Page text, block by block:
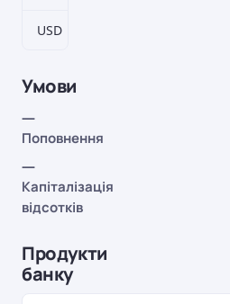
USD
Умови
—
Поповнення
—
Капіталізація
відсотків
Продукти
банку